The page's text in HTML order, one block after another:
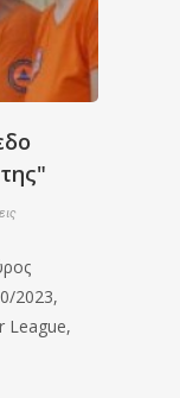
2023,
League,